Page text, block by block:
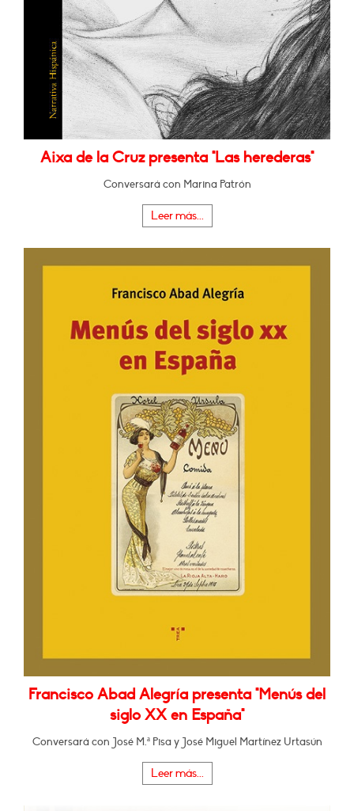
Aixa de la Cruz presenta "Las herederas"
Conversará con Marina Patrón
Leer más...
Francisco Abad Alegría presenta "Menús del
siglo XX en España"
Conversará con José M.ª Pisa y José Miguel Martínez Urtasún
Leer más...